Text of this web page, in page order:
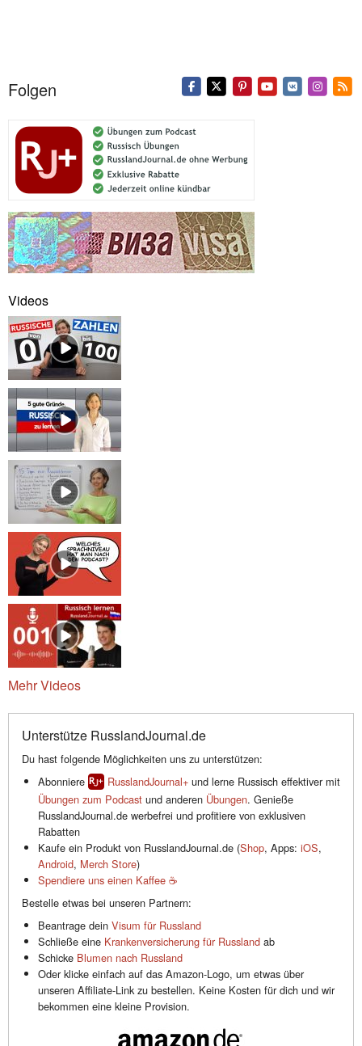
Folgen
Videos
Mehr Videos
Unterstütze RusslandJournal.de
Du hast folgende Möglichkeiten uns zu unterstützen:
Abonniere
RusslandJournal+ und lerne Russisch effektiver mit
Übungen zum Podcast und anderen Übungen. Genieße
RusslandJournal.de werbefrei und profitiere von exklusiven
Rabatten
Kaufe ein Produkt von RusslandJournal.de (Shop, Apps: iOS,
Android, Merch Store)
Spendiere uns einen Kaffee ☕️
Bestelle etwas bei unseren Partnern:
Beantrage dein Visum für Russland
Schließe eine Krankenversicherung für Russland ab
Schicke Blumen nach Russland
Oder klicke einfach auf das Amazon-Logo, um etwas über
unseren Affiliate-Link zu bestellen. Keine Kosten für dich und wir
bekommen eine kleine Provision.